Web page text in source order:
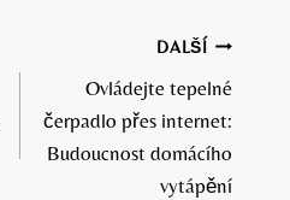
DALŠÍ
Ovládejte tepelné
čerpadlo přes internet:
Budoucnost domácího
vytápění